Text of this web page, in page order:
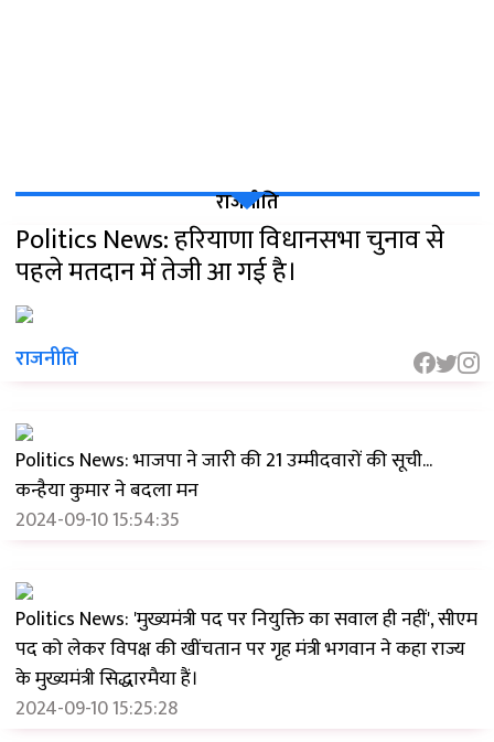
राजनीति
Politics News: हरियाणा विधानसभा चुनाव से
पहले मतदान में तेजी आ गई है।
राजनीति
Politics News: भाजपा ने जारी की 21 उम्मीदवारों की सूची...
कन्हैया कुमार ने बदला मन
2024-09-10 15:54:35
Politics News: 'मुख्यमंत्री पद पर नियुक्ति का सवाल ही नहीं', सीएम
पद को लेकर विपक्ष की खींचतान पर गृह मंत्री भगवान ने कहा राज्य
के मुख्यमंत्री सिद्धारमैया हैं।
2024-09-10 15:25:28